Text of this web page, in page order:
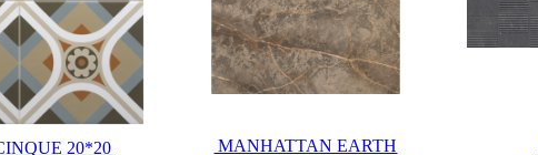
20*20
MANHATTAN EARTH